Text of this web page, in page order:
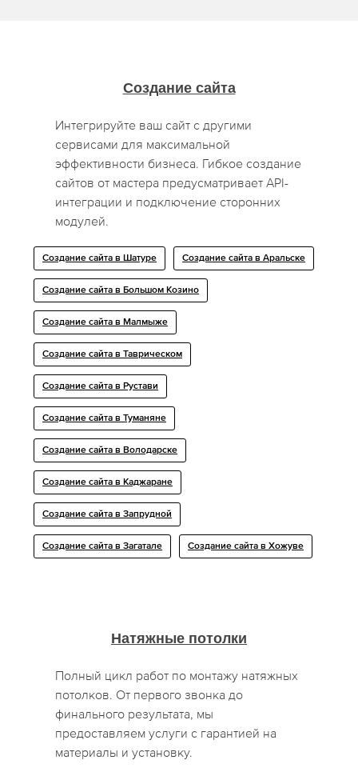
Создание сайта
Интегрируйте ваш сайт с другими
сервисами для максимальной
эффективности бизнеса. Гибкое создание
сайтов от мастера предусматривает API-
интеграции и подключение сторонних
модулей.
Создание сайта в Шатуре Создание сайта в Аральске
Создание сайта в Большом Козино
Создание сайта в Малмыже
Создание сайта в Таврическом
Создание сайта в Рустави
Создание сайта в Туманяне
Создание сайта в Володарске
Создание сайта в Каджаране
Создание сайта в Запрудной
Создание сайта в Загатале Создание сайта в Хожуве
Натяжные потолки
Полный цикл работ по монтажу натяжных
потолков. От первого звонка до
финального результата, мы
предоставляем услуги с гарантией на
материалы и установку.